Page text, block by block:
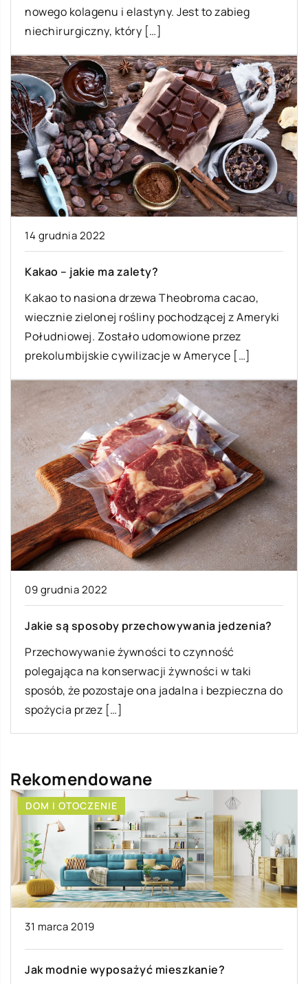
nowego kolagenu i elastyny. Jest to zabieg
niechirurgiczny, który […]
14 grudnia 2022
Kakao – jakie ma zalety?
Kakao to nasiona drzewa Theobroma cacao,
wiecznie zielonej rośliny pochodzącej z Ameryki
Południowej. Zostało udomowione przez
prekolumbijskie cywilizacje w Ameryce […]
09 grudnia 2022
Jakie są sposoby przechowywania jedzenia?
Przechowywanie żywności to czynność
polegająca na konserwacji żywności w taki
sposób, że pozostaje ona jadalna i bezpieczna do
spożycia przez […]
Rekomendowane
BIZNES I RYNEK/FINANSE